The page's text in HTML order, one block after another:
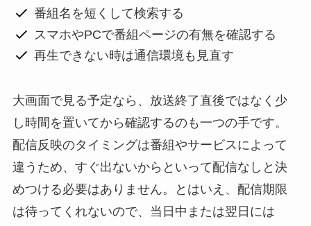
番組名を短くして検索する
スマホやPCで番組ページの有無を確認する
再生できない時は通信環境も見直す
大画面で見る予定なら、放送終了直後ではなく少
し時間を置いてから確認するのも一つの手です。
配信反映のタイミングは番組やサービスによって
違うため、すぐ出ないからといって配信なしと決
めつける必要はありません。とはいえ、配信期限
は待ってくれないので、当日中または翌日には